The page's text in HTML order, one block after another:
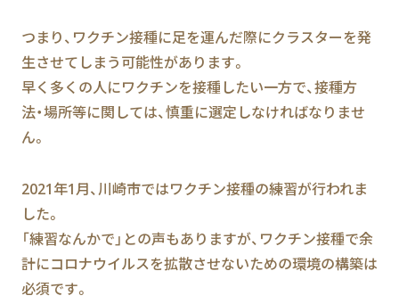
つまり、ワクチン接種に足を運んだ際にクラスターを発
生させてしまう可能性があります。
早く多くの人にワクチンを接種したい一方で、接種方
法・場所等に関しては、慎重に選定しなければなりませ
ん。
2021年1月、川崎市ではワクチン接種の練習が行われま
した。
「練習なんかで」との声もありますが、ワクチン接種で余
計にコロナウイルスを拡散させないための環境の構築は
必須です。